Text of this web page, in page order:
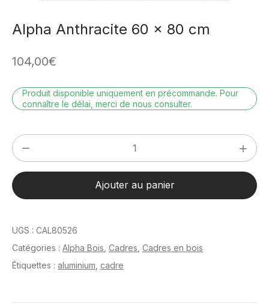
Alpha Anthracite 60 x 80 cm
104,00€
Produit disponible uniquement en précommande. Pour
connaître le délai, merci de nous consulter.
quantité
de
Alpha
Anthracite
x
80
cm
Ajouter au panier
UGS : CAL80526
Catégories : Alpha Bois Cadres Cadres en bois
Étiquettes : aluminium cadre